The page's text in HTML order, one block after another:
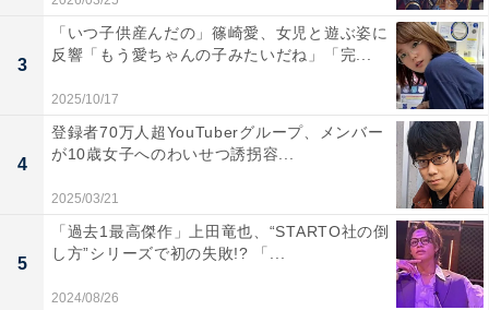
3
「いつ子供産んだの」篠崎愛、女児と遊ぶ姿に
反響「もう愛ちゃんの子みたいだね」「完...
2025/10/17
4
登録者70万人超YouTuberグループ、メンバー
が10歳女子へのわいせつ誘拐容...
2025/03/21
5
「過去1最高傑作」上田竜也、“STARTO社の倒
し方”シリーズで初の失敗!? 「...
2024/08/26